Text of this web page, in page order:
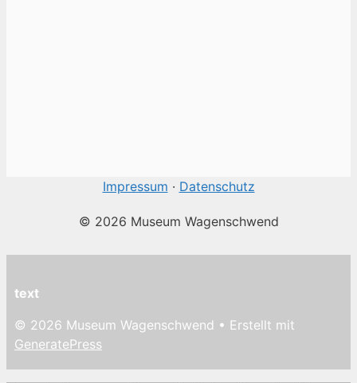
Impressum · Datenschutz
© 2026 Museum Wagenschwend
text
© 2026 Museum Wagenschwend • Erstellt mit
GeneratePress